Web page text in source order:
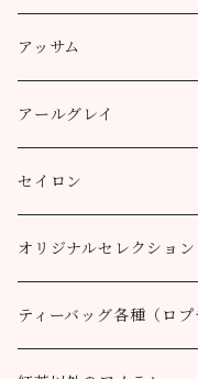
ティーバッグ
3個
10個
アルミ袋（リーフ）
100g
200g
ティーポット用ティーバ
プッタボン茶園
50g
100g
ハッピーバレー茶園
50g
100g
キャッスルトン茶園
50g
100g
ロヒーニ茶園
50g
100g
アッサム
リーフ
100g
200g
CTC
100g
200g
アールグレイ
アールグレイ
100g
200g
アールグレイ・オリジナ
100g
200g
セイロン
ウバ
100g
200g
ルフナ
オリジナルセレクション
八ヶ岳ブレンド
ティーバッグ各種（ロ